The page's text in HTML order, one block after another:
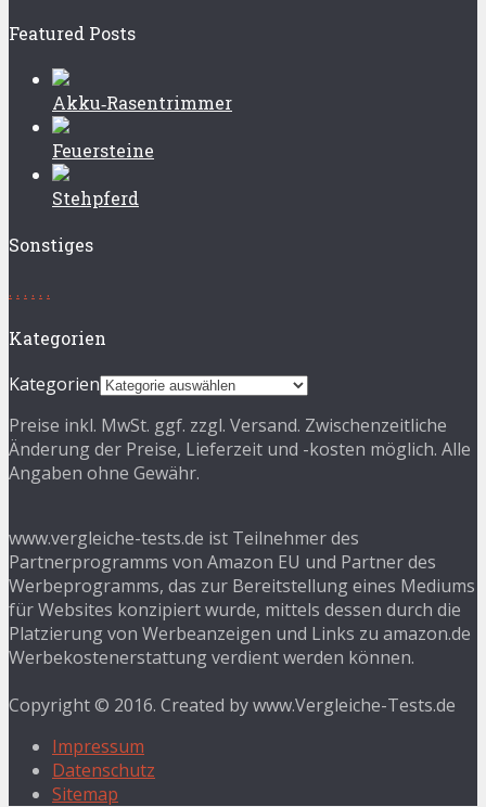
Featured Posts
Akku‑Rasentrimmer
Feuersteine
Stehpferd
Sonstiges
. . . . . .
Kategorien
Kategorien
Preise inkl. MwSt. ggf. zzgl. Versand. Zwischenzeitliche
Änderung der Preise, Lieferzeit und -kosten möglich. Alle
Angaben ohne Gewähr.
www.vergleiche-tests.de ist Teilnehmer des
Partnerprogramms von Amazon EU und Partner des
Werbeprogramms, das zur Bereitstellung eines Mediums
für Websites konzipiert wurde, mittels dessen durch die
Platzierung von Werbeanzeigen und Links zu amazon.de
Werbekostenerstattung verdient werden können.
Copyright © 2016. Created by www.Vergleiche-Tests.de
Impressum
Datenschutz
Sitemap